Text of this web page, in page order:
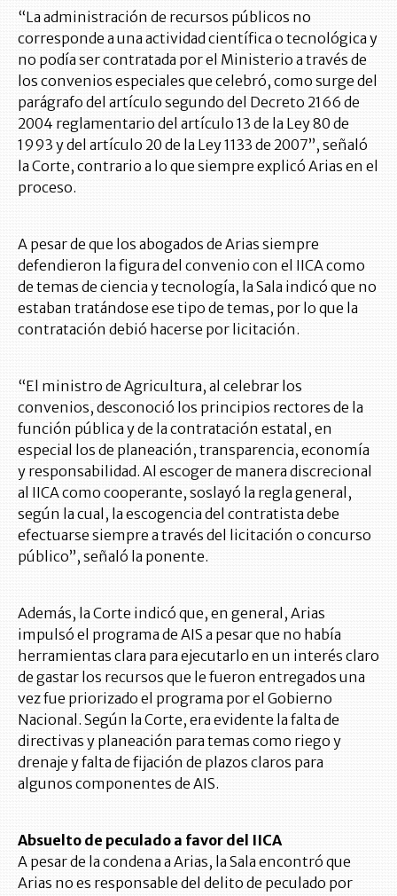
“La administración de recursos públicos no
corresponde a una actividad científica o tecnológica y
no podía ser contratada por el Ministerio a través de
los convenios especiales que celebró, como surge del
parágrafo del artículo segundo del Decreto 2166 de
2004 reglamentario del artículo 13 de la Ley 80 de
1993 y del artículo 20 de la Ley 1133 de 2007”, señaló
la Corte, contrario a lo que siempre explicó Arias en el
proceso.
A pesar de que los abogados de Arias siempre
defendieron la figura del convenio con el IICA como
de temas de ciencia y tecnología, la Sala indicó que no
estaban tratándose ese tipo de temas, por lo que la
contratación debió hacerse por licitación.
“El ministro de Agricultura, al celebrar los
convenios, desconoció los principios rectores de la
función pública y de la contratación estatal, en
especial los de planeación, transparencia, economía
y responsabilidad. Al escoger de manera discrecional
al IICA como cooperante, soslayó la regla general,
según la cual, la escogencia del contratista debe
efectuarse siempre a través del licitación o concurso
público”, señaló la ponente.
Además, la Corte indicó que, en general, Arias
impulsó el programa de AIS a pesar que no había
herramientas clara para ejecutarlo en un interés claro
de gastar los recursos que le fueron entregados una
vez fue priorizado el programa por el Gobierno
Nacional. Según la Corte, era evidente la falta de
directivas y planeación para temas como riego y
drenaje y falta de fijación de plazos claros para
algunos componentes de AIS.
Absuelto de peculado a favor del IICA
A pesar de la condena a Arias, la Sala encontró que
Arias no es responsable del delito de peculado por